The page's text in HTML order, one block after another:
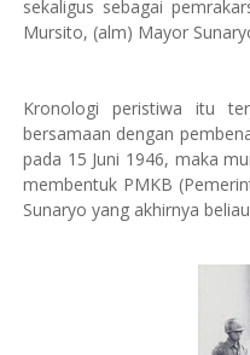
sekaligus sebagai
Mursito, (alm) Mayor
Kronologi peristiwa itu
bersamaan dengan
pada 15 Juni 1946, maka
membentuk PMKB
Sunaryo yang akhirnya